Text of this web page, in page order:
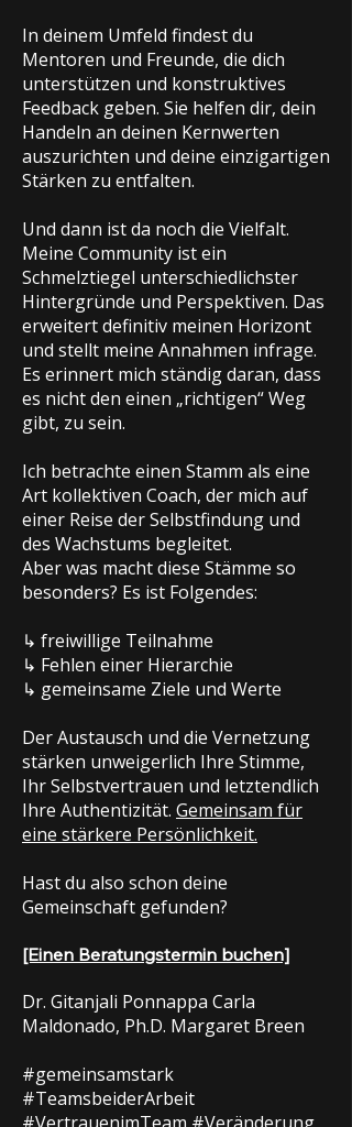
In deinem Umfeld findest du
Mentoren und Freunde, die dich
unterstützen und konstruktives
Feedback geben. Sie helfen dir, dein
Handeln an deinen Kernwerten
auszurichten und deine einzigartigen
Stärken zu entfalten.
Und dann ist da noch die Vielfalt.
Meine Community ist ein
Schmelztiegel unterschiedlichster
Hintergründe und Perspektiven. Das
erweitert definitiv meinen Horizont
und stellt meine Annahmen infrage.
Es erinnert mich ständig daran, dass
es nicht den einen „richtigen“ Weg
gibt, zu sein.
Ich betrachte einen Stamm als eine
Art kollektiven Coach, der mich auf
einer Reise der Selbstfindung und
des Wachstums begleitet.
Aber was macht diese Stämme so
besonders? Es ist Folgendes:
↳ freiwillige Teilnahme
↳ Fehlen einer Hierarchie
↳ gemeinsame Ziele und Werte
Der Austausch und die Vernetzung
stärken unweigerlich Ihre Stimme,
Ihr Selbstvertrauen und letztendlich
Ihre Authentizität. Gemeinsam für
eine stärkere Persönlichkeit.
Hast du also schon deine
Gemeinschaft gefunden?
[Einen Beratungstermin buchen]
Dr. Gitanjali Ponnappa Carla
Maldonado, Ph.D. Margaret Breen
#gemeinsamstark
#TeamsbeiderArbeit